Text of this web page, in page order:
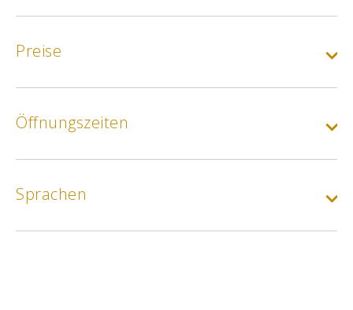
Preise
Grundpreis :
Fahrradverleih für Erwachsene (2 Stunden)
Min.7€
Öffnungszeiten
Sprachen